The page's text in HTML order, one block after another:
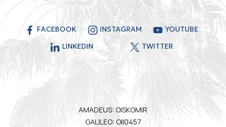
FACEBOOK INSTAGRAM
YOUTUBE
LINKEDIN
TWITTER
AMADEUS: OISKGMIR
GALILEO: OII0457